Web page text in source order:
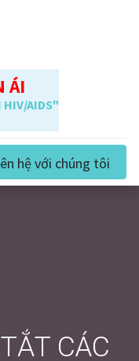
ÁI
HIV/AIDS"
hệ với chúng tôi
CÁC